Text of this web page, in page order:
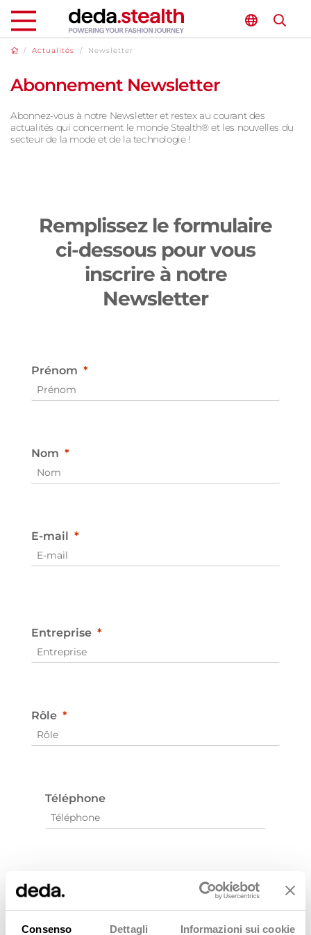
Consenso Dettagli Informazioni sui cookie
/ Actualités / Newsletter
Abonnement Newsletter
Abonnez-vous à notre Newsletter et restex au courant des
actualités qui concernent le monde Stealth® et les nouvelles du
secteur de la mode et de la technologie !
Remplissez le formulaire
ci-dessous pour vous
inscrire à notre
Newsletter
Prénom
Nom
E-mail
Entreprise
Rôle
Téléphone